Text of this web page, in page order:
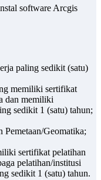
software Arcgis
paling sedikit (satu)
memiliki sertifikat
dan memiliki
sedikit 1 (satu) tahun;
Geomatika;
sertifikat pelatihan
pelatihan/institusi
sedikit 1 (satu) tahun.